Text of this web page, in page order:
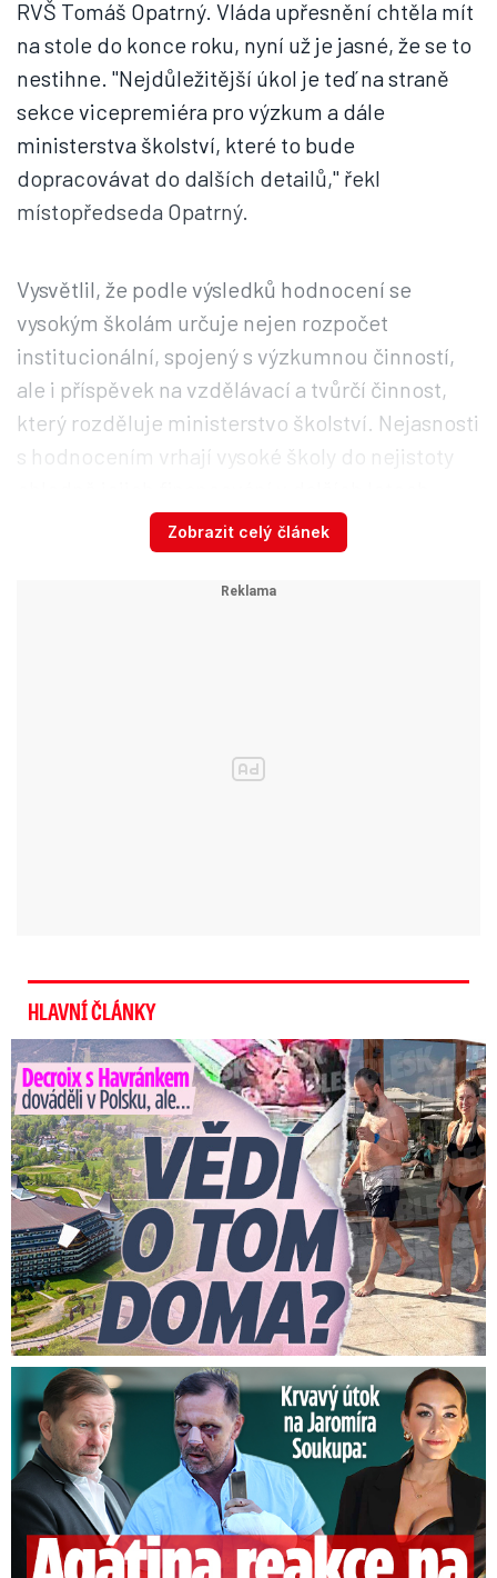
RVŠ Tomáš Opatrný. Vláda upřesnění chtěla mít
na stole do konce roku, nyní už je jasné, že se to
nestihne. "Nejdůležitější úkol je teď na straně
sekce vicepremiéra pro výzkum a dále
ministerstva školství, které to bude
dopracovávat do dalších detailů," řekl
místopředseda Opatrný.
Vysvětlil, že podle výsledků hodnocení se
vysokým školám určuje nejen rozpočet
institucionální, spojený s výzkumnou činností,
ale i příspěvek na vzdělávací a tvůrčí činnost,
který rozděluje ministerstvo školství. Nejasnosti
s hodnocením vrhají vysoké školy do nejistoty
přibližně 21,5 miliardy korun. Pro příští rok
Jak uvedl předseda RVŠ Jakub Fischer,
Zobrazit celý článek
HLAVNÍ ČLÁNKY
Decroix s Havránkem dováděli v Polsku, ale… Vědí o tom doma?
Útok na Jaromíra Soukupa: Reakce Agáty na zmlácení jejího ex